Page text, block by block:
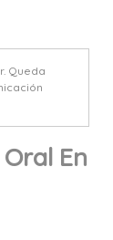
Queda
En